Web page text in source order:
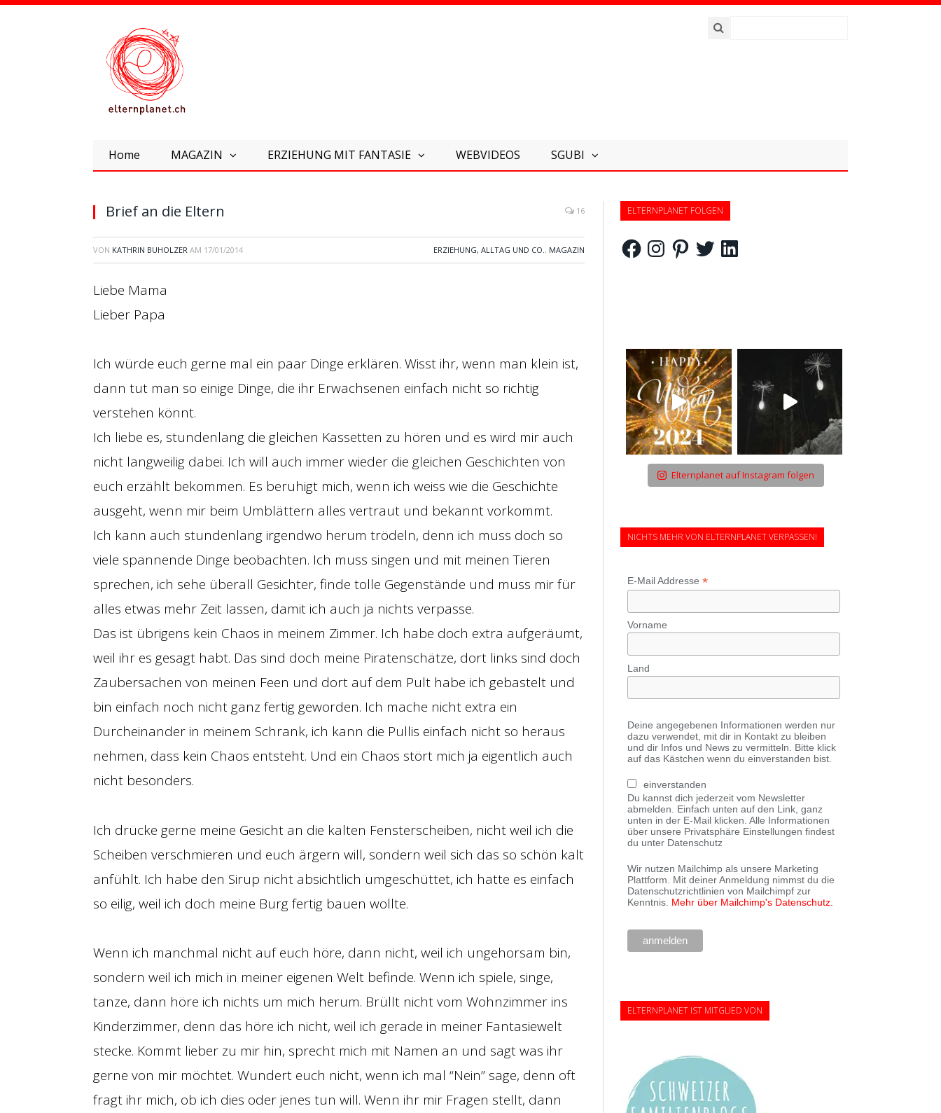
Home MAGAZIN ERZIEHUNG MIT FANTASIE WEBVIDEOS SGUBI
Brief an die Eltern 16
VON KATHRIN BUHOLZER AM 17/01/2014 ERZIEHUNG, ALLTAG UND CO., MAGAZIN
Liebe Mama
Lieber Papa
Ich würde euch gerne mal ein paar Dinge erklären. Wisst ihr, wenn man klein ist,
dann tut man so einige Dinge, die ihr Erwachsenen einfach nicht so richtig
verstehen könnt.
Ich liebe es, stundenlang die gleichen Kassetten zu hören und es wird mir auch
nicht langweilig dabei. Ich will auch immer wieder die gleichen Geschichten von
euch erzählt bekommen. Es beruhigt mich, wenn ich weiss wie die Geschichte
ausgeht, wenn mir beim Umblättern alles vertraut und bekannt vorkommt.
Ich kann auch stundenlang irgendwo herum trödeln, denn ich muss doch so
viele spannende Dinge beobachten. Ich muss singen und mit meinen Tieren
sprechen, ich sehe überall Gesichter, finde tolle Gegenstände und muss mir für
alles etwas mehr Zeit lassen, damit ich auch ja nichts verpasse.
Das ist übrigens kein Chaos in meinem Zimmer. Ich habe doch extra aufgeräumt,
weil ihr es gesagt habt. Das sind doch meine Piratenschätze, dort links sind doch
Zaubersachen von meinen Feen und dort auf dem Pult habe ich gebastelt und
bin einfach noch nicht ganz fertig geworden. Ich mache nicht extra ein
Durcheinander in meinem Schrank, ich kann die Pullis einfach nicht so heraus
nehmen, dass kein Chaos entsteht. Und ein Chaos stört mich ja eigentlich auch
nicht besonders.
Ich drücke gerne meine Gesicht an die kalten Fensterscheiben, nicht weil ich die
Scheiben verschmieren und euch ärgern will, sondern weil sich das so schön kalt
anfühlt. Ich habe den Sirup nicht absichtlich umgeschüttet, ich hatte es einfach
so eilig, weil ich doch meine Burg fertig bauen wollte.
Wenn ich manchmal nicht auf euch höre, dann nicht, weil ich ungehorsam bin,
sondern weil ich mich in meiner eigenen Welt befinde. Wenn ich spiele, singe,
tanze, dann höre ich nichts um mich herum. Brüllt nicht vom Wohnzimmer ins
Kinderzimmer, denn das höre ich nicht, weil ich gerade in meiner Fantasiewelt
stecke. Kommt lieber zu mir hin, sprecht mich mit Namen an und sagt was ihr
gerne von mir möchtet. Wundert euch nicht, wenn ich mal “Nein” sage, denn oft
fragt ihr mich, ob ich dies oder jenes tun will. Wenn ihr mir Fragen stellt, dann
ELTERNPLANET FOLGEN
FacebookInstagramPinterestTwitterLinkedIn
Elternplanet auf Instagram folgen
NICHTS MEHR VON ELTERNPLANET VERPASSEN!
E-Mail Addresse *
Vorname
Land
Deine angegebenen Informationen werden nur
dazu verwendet, mit dir in Kontakt zu bleiben
und dir Infos und News zu vermitteln. Bitte klick
auf das Kästchen wenn du einverstanden bist.
einverstanden
Du kannst dich jederzeit vom Newsletter
abmelden. Einfach unten auf den Link, ganz
unten in der E-Mail klicken. Alle Informationen
über unsere Privatsphäre Einstellungen findest
du unter Datenschutz
Wir nutzen Mailchimp als unsere Marketing
Plattform. Mit deiner Anmeldung nimmst du die
Datenschutzrichtlinien von Mailchimpf zur
Kenntnis. Mehr über Mailchimp's Datenschutz.
ELTERNPLANET IST MITGLIED VON